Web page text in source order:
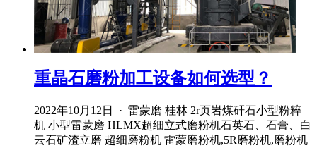
重晶石磨粉加工设备如何选型？
2022年10月12日 · 雷蒙磨 桂林 2r页岩煤矸石小型粉粹
机 小型雷蒙磨 HLMX超细立式磨粉机石英石、石膏、白
云石矿渣立磨 超细磨粉机 雷蒙磨粉机,5R磨粉机,磨粉机